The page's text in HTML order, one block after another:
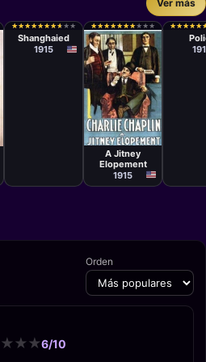
Ver más
★
★★
★★
★★
★★
★★
★★
★★
★ ★
★ ★
★
Charlie
Chaplin
Shanghaied
1915
★
★★
★★
★★
★★
★★
★★
★★
★ ★
★ ★
★
Cortometraje
Charlie
Chaplin
A Jitney
Elopement
1915
★
★★
★★
★★
★★
★
Orden
★
★★
★★
★6/10